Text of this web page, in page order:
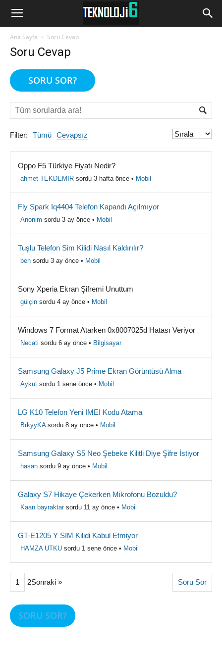
www.Teknoloji6.com
Ana Sayfa Soru Cevap
Soru Cevap
SORU SOR?
Filter: Tümü Cevapsız
Oppo F5 Türkiye Fiyatı Nedir?
ahmet TEKDEMİR sordu 3 hafta önce • Mobil
Fly Spark Iq4404 Telefon Kapandı Açılmıyor
Anonim sordu 3 ay önce • Mobil
Tuşlu Telefon Sim Kilidi Nasıl Kaldırılır?
ben sordu 3 ay önce • Mobil
Sony Xperia Ekran Şifremi Unuttum
gülçin sordu 4 ay önce • Mobil
Windows 7 Format Atarken 0x8007025d Hatası Veriyor
Necati sordu 6 ay önce • Bilgisayar
Samsung Galaxy J5 Prime Ekran Görüntüsü Alma
Aykut sordu 1 sene önce • Mobil
LG K10 Telefon Yeni IMEI Kodu Atama
BrkyyKAsordu 8 ay önce • Mobil
Samsung Galaxy S5 Neo Şebeke Kilitli Diye Şifre İstiyor
hasan sordu 9 ay önce • Mobil
Galaxy S7 Hikaye Çekerken Mikrofonu Bozuldu?
Kaan bayraktarsordu 11 ay önce • Mobil
GT-E1205 Y SIM Kilidi Kabul Etmiyor
HAMZA UTKU sordu 1 sene önce • Mobil
1 2Sonraki » Soru Sor
SORU SOR?